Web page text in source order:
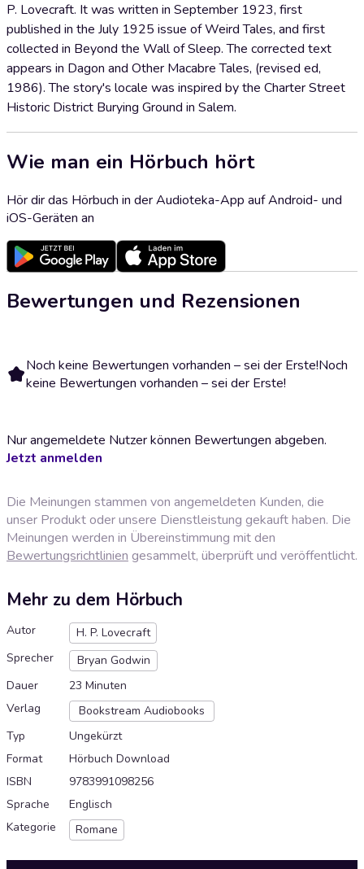
P. Lovecraft. It was written in September 1923, first
published in the July 1925 issue of Weird Tales, and first
collected in Beyond the Wall of Sleep. The corrected text
appears in Dagon and Other Macabre Tales, (revised ed,
1986). The story's locale was inspired by the Charter Street
Historic District Burying Ground in Salem.
Wie man ein Hörbuch hört
Hör dir das Hörbuch in der Audioteka-App auf Android- und
iOS-Geräten an
Bewertungen und Rezensionen
Noch keine Bewertungen vorhanden – sei der Erste!Noch
keine Bewertungen vorhanden – sei der Erste!
Nur angemeldete Nutzer können Bewertungen abgeben.
Jetzt anmelden
Die Meinungen stammen von angemeldeten Kunden, die
unser Produkt oder unsere Dienstleistung gekauft haben. Die
Meinungen werden in Übereinstimmung mit den
Bewertungsrichtlinien gesammelt, überprüft und veröffentlicht.
Mehr zu dem Hörbuch
Autor
H. P. Lovecraft
Sprecher
Bryan Godwin
Dauer
23 Minuten
Verlag
Bookstream Audiobooks
Typ
Ungekürzt
Format
Hörbuch Download
ISBN
9783991098256
Sprache
Englisch
Kategorie
Romane